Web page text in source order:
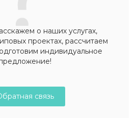
о наших услугах,
проектах, рассчитаем
индивидуальное
связь